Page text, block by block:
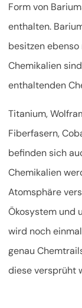
Form von
enthalten.
besitzen
Chemikalien
enthaltenden
Titanium,
Fiberfasern,
befinden sich
Chemikalien
Atomsphäre
Ökosystem und
wird noch
genau
diese versprüht